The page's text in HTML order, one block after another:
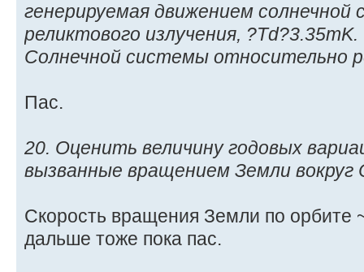
генерируемая движением
реликтового излучения,
Солнечной системы относительно
Пас.
20. Оценить величину годовых
вызванные вращением Земли вокруг
Скорость вращения Земли по орбите
дальше тоже пока пас.